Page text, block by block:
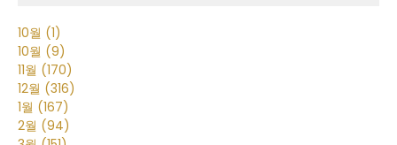
10월 (1)
10월 (9)
11월 (170)
12월 (316)
1월 (167)
2월 (94)